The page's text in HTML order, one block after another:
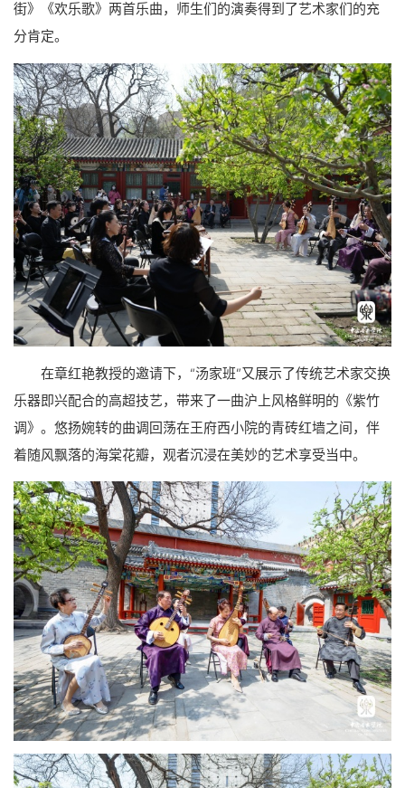
街》《欢乐歌》两首乐曲，师生们的演奏得到了艺术家们的充
分肯定。
在章红艳教授的邀请下，“汤家班”又展示了传统艺术家交换
乐器即兴配合的高超技艺，带来了一曲沪上风格鲜明的《紫竹
调》。悠扬婉转的曲调回荡在王府西小院的青砖红墙之间，伴
着随风飘落的海棠花瓣，观者沉浸在美妙的艺术享受当中。